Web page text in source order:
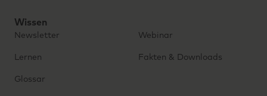
Wissen
Newsletter Webinar
Lernen Fakten & Downloads
Glossar